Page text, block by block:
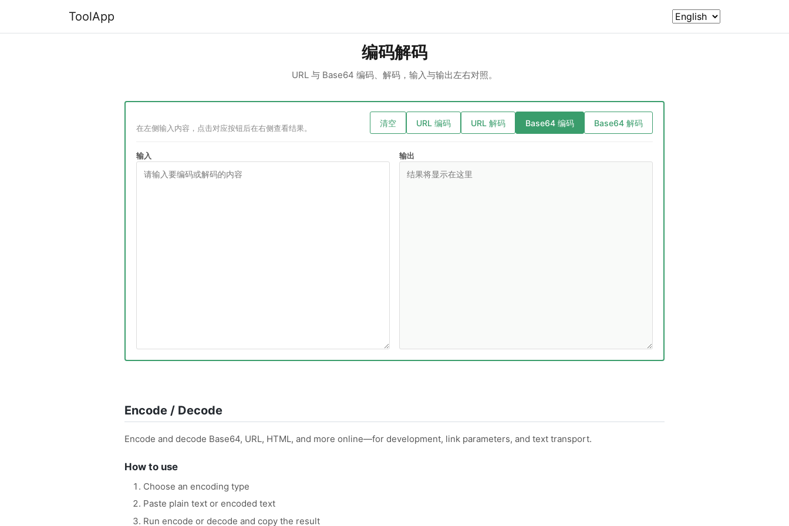
ToolApp
编码解码
URL 与 Base64 编码、解码，输入与输出左右对照。
在左侧输入内容，点击对应按钮后在右侧查看结果。
清空 URL 编码 URL 解码 Base64 编码 Base64 解码
输入 输出
Encode / Decode
Encode and decode Base64, URL, HTML, and more online—for development, link parameters, and text transport.
How to use
Choose an encoding type
Paste plain text or encoded text
Run encode or decode and copy the result